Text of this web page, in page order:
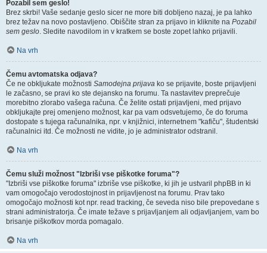
Pozabil sem geslo!
Brez skrbi! Vaše sedanje geslo sicer ne more biti dobljeno nazaj, je pa lahko
brez težav na novo postavljeno. Obiščite stran za prijavo in kliknite na Pozabil
sem geslo. Sledite navodilom in v kratkem se boste zopet lahko prijavili.
Na vrh
Čemu avtomatska odjava?
Če ne obkljukate možnosti Samodejna prijava ko se prijavite, boste prijavljeni
le začasno, se pravi ko ste dejansko na forumu. Ta nastavitev preprečuje
morebitno zlorabo vašega računa. Če želite ostati prijavljeni, med prijavo
obkljukajte prej omenjeno možnost, kar pa vam odsvetujemo, če do foruma
dostopate s tujega računalnika, npr. v knjižnici, internetnem "kafiču", študentski
računalnici itd. Če možnosti ne vidite, jo je administrator odstranil.
Na vrh
Čemu služi možnost "Izbriši vse piškotke foruma"?
"Izbriši vse piškotke foruma" izbriše vse piškotke, ki jih je ustvaril phpBB in ki
vam omogočajo verodostojnost in prijavljenost na forumu. Prav tako
omogočajo možnosti kot npr. read tracking, če seveda niso bile prepovedane s
strani administratorja. Če imate težave s prijavljanjem ali odjavljanjem, vam bo
brisanje piškotkov morda pomagalo.
Na vrh